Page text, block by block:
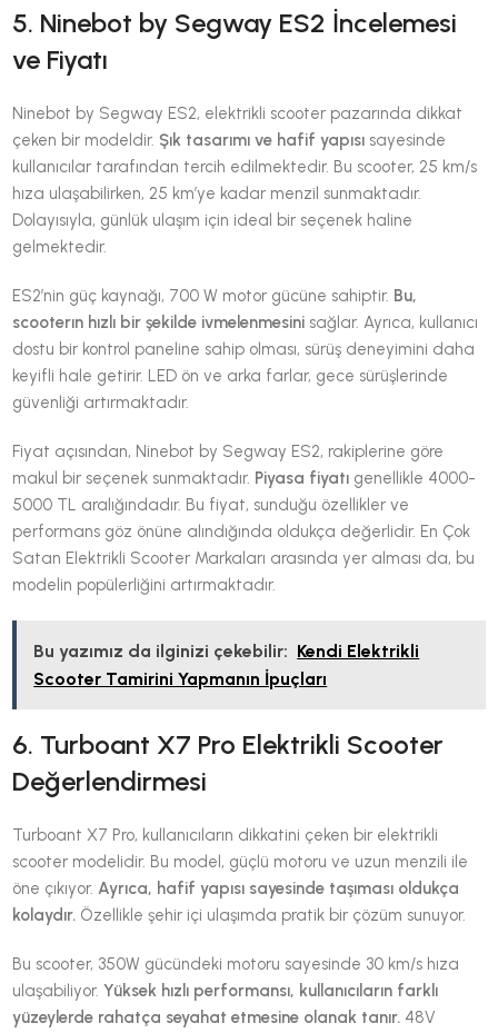
5. Ninebot by Segway ES2 İncelemesi
ve Fiyatı
Ninebot by Segway ES2, elektrikli scooter pazarında dikkat
çeken bir modeldir.Şık tasarımı ve hafif yapısı sayesinde
kullanıcılar tarafından tercih edilmektedir. Bu scooter, 25 km/s
hıza ulaşabilirken, 25 km’ye kadar menzil sunmaktadır.
Dolayısıyla, günlük ulaşım için ideal bir seçenek haline
gelmektedir.
ES2’nin güç kaynağı, 700 W motor gücüne sahiptir. Bu,
scooterın hızlı bir şekilde ivmelenmesini sağlar. Ayrıca, kullanıcı
dostu bir kontrol paneline sahip olması, sürüş deneyimini daha
keyifli hale getirir. LED ön ve arka farlar, gece sürüşlerinde
güvenliği artırmaktadır.
Fiyat açısından, Ninebot by Segway ES2, rakiplerine göre
makul bir seçenek sunmaktadır. Piyasa fiyatı genellikle 4000-
5000 TL aralığındadır. Bu fiyat, sunduğu özellikler ve
performans göz önüne alındığında oldukça değerlidir. En Çok
Satan Elektrikli Scooter Markaları arasında yer alması da, bu
modelin popülerliğini artırmaktadır.
Bu yazımız da ilginizi çekebilir: Kendi Elektrikli
Scooter Tamirini Yapmanın İpuçları
6. Turboant X7 Pro Elektrikli Scooter
Değerlendirmesi
Turboant X7 Pro, kullanıcıların dikkatini çeken bir elektrikli
scooter modelidir. Bu model, güçlü motoru ve uzun menzili ile
öne çıkıyor.Ayrıca, hafif yapısı sayesinde taşıması oldukça
kolaydır. Özellikle şehir içi ulaşımda pratik bir çözüm sunuyor.
Bu scooter, 350W gücündeki motoru sayesinde 30 km/s hıza
ulaşabiliyor.Yüksek hızlı performansı, kullanıcıların farklı
yüzeylerde rahatça seyahat etmesine olanak tanır. 48V